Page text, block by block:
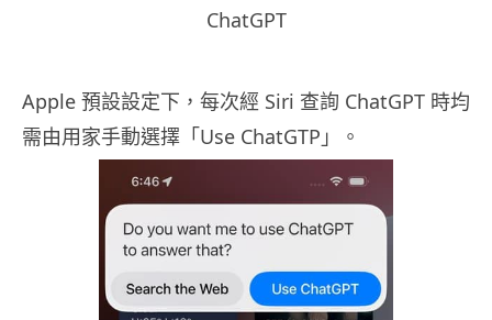
ChatGPT
Apple 預設設定下，每次經 Siri 查詢 ChatGPT 時均
需由用家手動選擇「Use ChatGTP」。